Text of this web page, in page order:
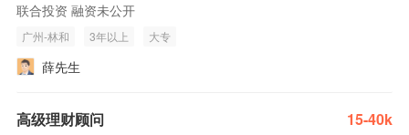
联合投资 融资未公开
广州-林和 3年以上 大专
薛先生
高级理财顾问 15-40k